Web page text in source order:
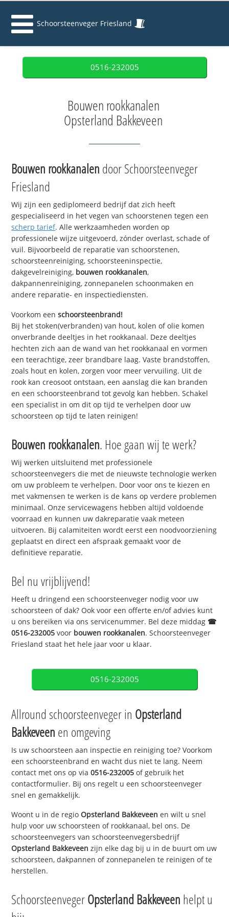
Schoorsteenveger Friesland
0516-232005
Bouwen rookkanalen
Opsterland Bakkeveen
Bouwen rookkanalen door Schoorsteenveger
Friesland
Wij zijn een gediplomeerd bedrijf dat zich heeft
gespecialiseerd in het vegen van schoorstenen tegen een
scherp tarief. Alle werkzaamheden worden op
professionele wijze uitgevoerd, zónder overlast, schade of
vuil. Bijvoorbeeld de reparatie van schoorstenen,
schoorsteenreiniging, schoorsteeninspectie,
dakgevelreiniging, bouwen rookkanalen,
dakpannenreiniging, zonnepanelen schoonmaken en
andere reparatie- en inspectiediensten.
Voorkom eenschoorsteenbrand!
Bij het stoken(verbranden) van hout, kolen of olie komen
onverbrande deeltjes in het rookkanaal. Deze deeltjes
hechten zich aan de wand van het rookkanaal en vormen
een teerachtige, zeer brandbare laag. Vaste brandstoffen,
zoals hout en kolen, zorgen voor meer vervuiling. Uit de
rook kan creosoot ontstaan, een aanslag die kan branden
en een schoorsteenbrand tot gevolg kan hebben. Schakel
een specialist in om dit op tijd te verhelpen door uw
schoorsteen op tijd te laten reinigen!
Bouwen rookkanalen. Hoe gaan wij te werk?
Wij werken uitsluitend met professionele
schoorsteenvegers die met de nieuwste technologie werken
om uw probleem te verhelpen. Door voor ons te kiezen en
met vakmensen te werken is de kans op verdere problemen
minimaal. Onze servicewagens hebben altijd voldoende
voorraad en kunnen uw dakreparatie vaak meteen
uitvoeren. Bij calamiteiten wordt eerst een noodvoorziening
geplaatst en direct een afspraak gemaakt voor de
definitieve reparatie.
Bel nu vrijblijvend!
Heeft u dringend een schoorsteenveger nodig voor uw
schoorsteen of dak? Ook voor een offerte en/of advies kunt
u ons bereiken via ons servicenummer. Bel deze middag ☎
0516-232005 voor bouwen rookkanalen. Schoorsteenveger
Friesland staat het hele jaar voor u klaar.
0516-232005
Allround schoorsteenveger in Opsterland
Bakkeveen en omgeving
Is uw schoorsteen aan inspectie en reiniging toe? Voorkom
een schoorsteenbrand en wacht dus niet te lang. Neem
contact met ons op via0516-232005 of gebruik het
contactformulier. Bij ons regelt u een schoorsteenveger
snel en gemakkelijk.
Woont u in de regioOpsterland Bakkeveen en wilt u snel
hulp voor uw schoorsteen of rookkanaal, bel ons. De
schoorsteenvegers van schoorsteenvegersbedrijf
Opsterland Bakkeveen zijn elke dag bij u in de buurt om uw
schoorsteen, dakpannen of zonnepanelen te reinigen of te
herstellen.
SchoorsteenvegerOpsterland Bakkeveen helpt u